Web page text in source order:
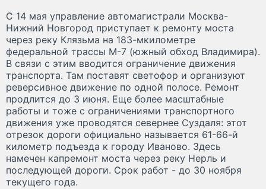
С 14 мая управление автомагистрали Москва-
Нижний Новгород приступает к ремонту моста
через реку Клязьма на 183-мкилометре
федеральной трассы М-7 (южный обход Владимира).
В связи с этим вводится ограничение движения
транспорта. Там поставят светофор и организуют
реверсивное движение по одной полосе. Ремонт
продлится до 3 июня. Еще более масштабные
работы и тоже с ограничениями транспортного
движения уже проводятся севернее Суздаля: этот
отрезок дороги официально называется 61-66-й
километр подъезда к городу Иваново. Здесь
намечен капремонт моста через реку Нерль и
последующей дороги. Срок работ - до 30 ноября
текущего года.